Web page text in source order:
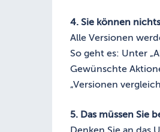
4. Sie können
Alle Versionen
So geht es: Unter
Gewünschte
„Versionen
5. Das müssen Sie